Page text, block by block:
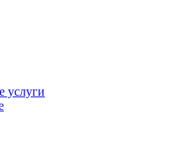
услуги